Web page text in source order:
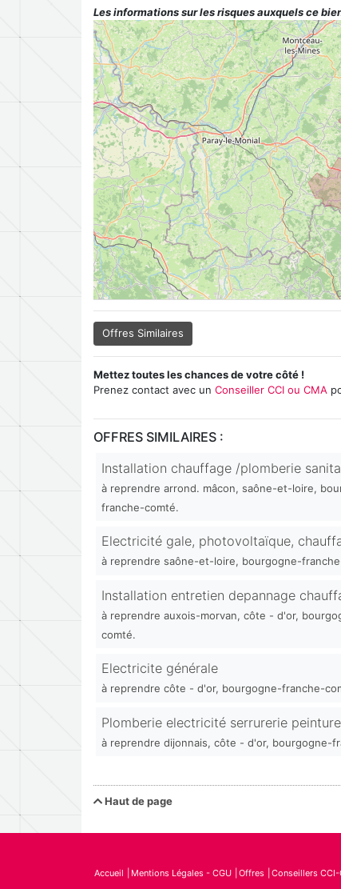
Les informations sur les risques auxquels ce
Offres Similaires
Mettez toutes les chances de votre côté !
Prenez contact avec un Conseiller CCI ou CMA
OFFRES SIMILAIRES :
Installation chauffage /plomberie
à reprendre arrond. mâcon, saône-et-loire,
franche-comté.
Electricité gale, photovoltaïque,
à reprendre saône-et-loire, bourgogne-
Installation entretien depannage
à reprendre auxois-morvan, côte - d'or,
comté.
Electricite générale
à reprendre côte - d'or, bourgogne-franche-
Plomberie electricité serrurerie peinture
à reprendre dijonnais, côte - d'or, bourgogne-
Haut de page
Accueil Mentions Légales - CGU Offres Conseillers CCI-